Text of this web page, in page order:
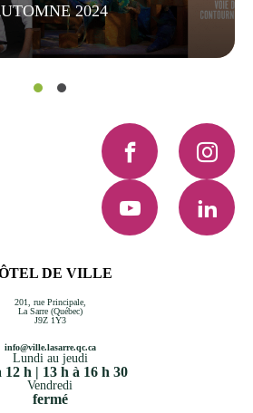
2024
DE VILLE
201, rue Principale,
La Sarre (Québec)
J9Z 1Y3
info@ville.lasarre.qc.ca
Lundi au jeudi
12 h | 13 h à 16 h 30
Vendredi
fermé
Facebook
YouTube